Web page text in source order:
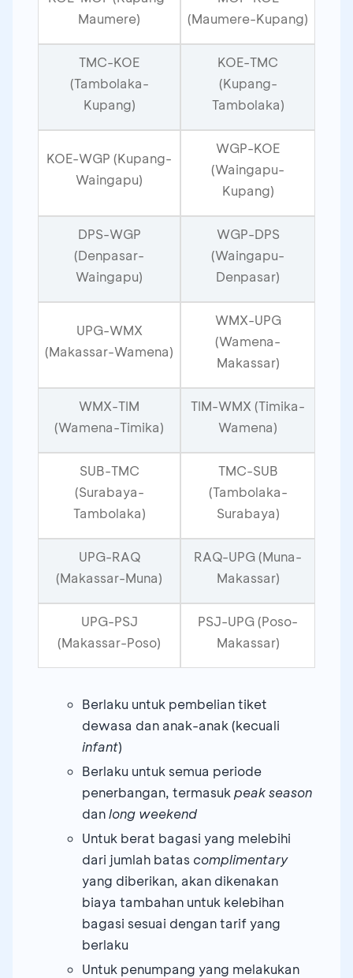
Maumere)
(Maumere-Kupang)
TMC-KOE
(Tambolaka-
Kupang)
KOE-TMC
(Kupang-
Tambolaka)
KOE-WGP (Kupang-
Waingapu)
WGP-KOE
(Waingapu-
Kupang)
DPS-WGP
(Denpasar-
Waingapu)
WGP-DPS
(Waingapu-
Denpasar)
UPG-WMX
(Makassar-Wamena)
WMX-UPG
(Wamena-
Makassar)
WMX-TIM
(Wamena-Timika)
TIM-WMX (Timika-
Wamena)
SUB-TMC
(Surabaya-
Tambolaka)
TMC-SUB
(Tambolaka-
Surabaya)
UPG-RAQ
(Makassar-Muna)
RAQ-UPG (Muna-
Makassar)
UPG-PSJ
(Makassar-Poso)
PSJ-UPG (Poso-
Makassar)
Berlaku untuk pembelian tiket
dewasa dan anak-anak (kecuali
infant)
Berlaku untuk semua periode
penerbangan, termasuk peak season
danlong weekend
Untuk berat bagasi yang melebihi
dari jumlah batas complimentary
yang diberikan, akan dikenakan
biaya tambahan untuk kelebihan
bagasi sesuai dengan tarif yang
berlaku
Untuk penumpang yang melakukan